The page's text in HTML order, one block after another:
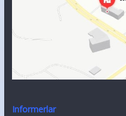
Informerlar